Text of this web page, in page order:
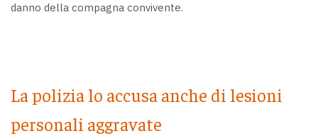
danno della compagna convivente.
La polizia lo accusa anche di lesioni
personali aggravate